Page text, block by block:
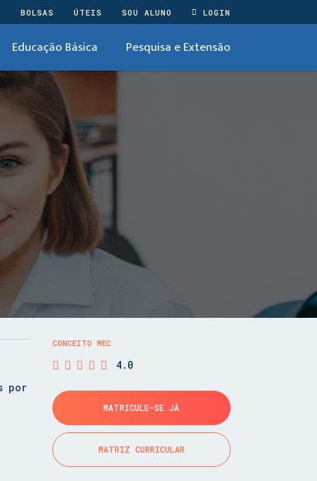
BOLSAS ÚTEIS SOU ALUNO LOGIN
Educação Básica Pesquisa e Extensão
por
CONCEITO MEC
4.0
MATRICULE-SE JÁ
MATRIZ CURRICULAR